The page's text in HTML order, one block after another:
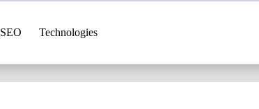
SEO Technologies